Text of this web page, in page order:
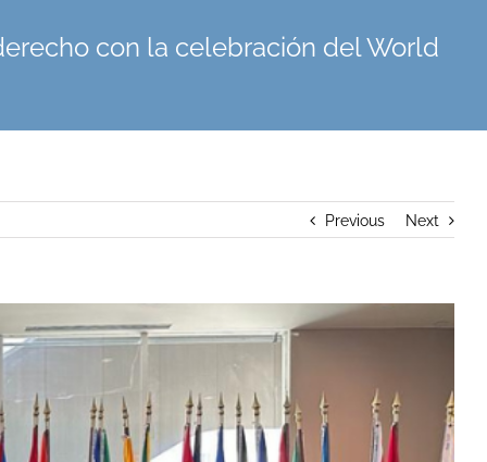
con la celebración del World
Previous Next